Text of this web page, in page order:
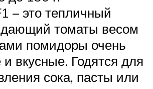
– это тепличный
дающий томаты весом
помидоры очень
и вкусные. Годятся для
сока, пасты или